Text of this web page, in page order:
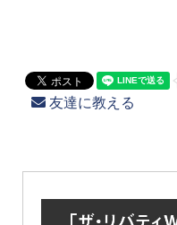
友達に教える